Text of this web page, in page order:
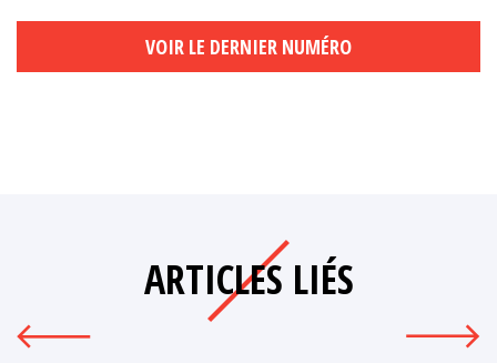
VOIR LE DERNIER NUMÉRO
ARTICLES LIÉS